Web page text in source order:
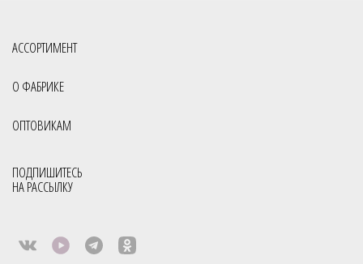
АССОРТИМЕНТ
О ФАБРИКЕ
ОПТОВИКАМ
ПОДПИШИТЕСЬ
НА РАССЫЛКУ